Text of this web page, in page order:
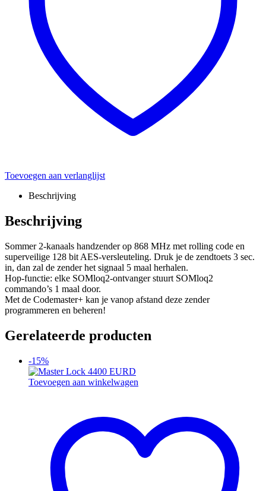
Toevoegen aan verlanglijst
Beschrijving
Beschrijving
Sommer 2-kanaals handzender op 868 MHz met rolling code en
superveilige 128 bit AES-versleuteling. Druk je de zendtoets 3 sec.
in, dan zal de zender het signaal 5 maal herhalen.
Hop-functie: elke SOMloq2-ontvanger stuurt SOMloq2
commando’s 1 maal door.
Met de Codemaster+ kan je vanop afstand deze zender
programmeren en beheren!
Gerelateerde producten
-15%
Toevoegen aan winkelwagen